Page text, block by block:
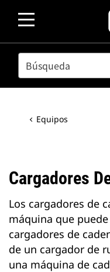
SEARCH
Equipos
Cargadores
Los cargadores de
máquina que
cargadores de
de un cargador de
una máquina de